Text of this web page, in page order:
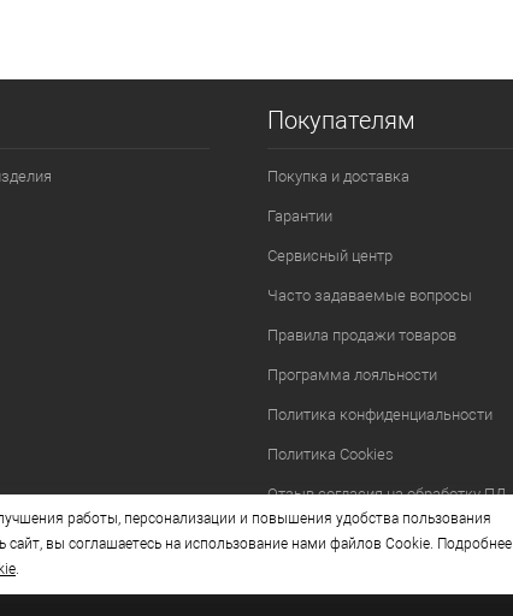
Покупателям
Покупка и доставка
Гарантии
Сервисный центр
Часто задаваемые вопросы
Правила продажи товаров
Программа лояльности
Политика конфиденциальности
Политика Cookies
Отзыв согласия на обработку ПД
работы, персонализации и повышения удобства пользования
вы соглашаетесь на использование нами файлов Cookie. Подробнее
.